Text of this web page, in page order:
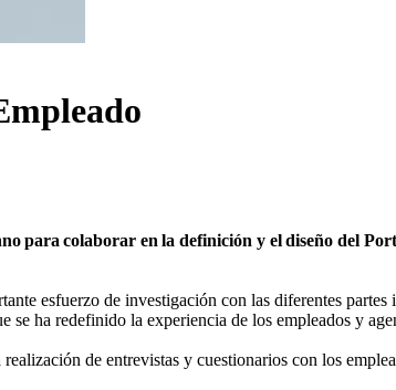
para colaborar en la definición y el diseño del
esfuerzo de investigación con las diferentes
ha redefinido la experiencia de los empleados y
de entrevistas y cuestionarios con los